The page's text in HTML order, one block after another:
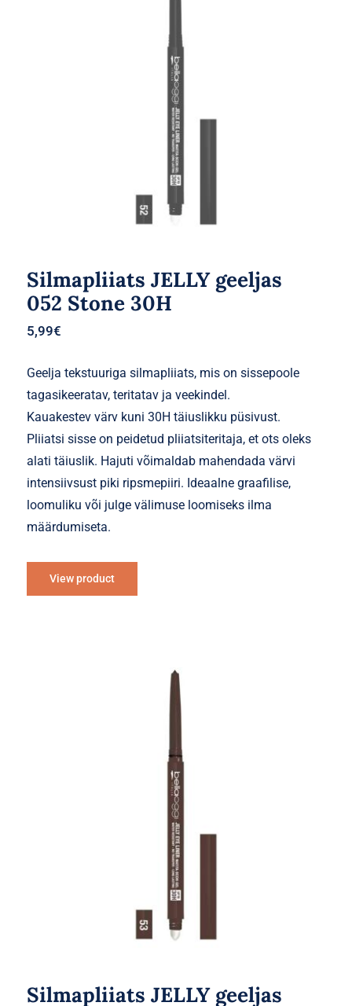
Silmapliiats JELLY geeljas
052 Stone 30H
5,99€
Geelja tekstuuriga silmapliiats, mis on sissepoole
tagasikeeratav, teritatav ja veekindel.
Kauakestev värv kuni 30H täiuslikku püsivust.
Pliiatsi sisse on peidetud pliiatsiteritaja, et ots oleks
alati täiuslik. Hajuti võimaldab mahendada värvi
intensiivsust piki ripsmepiiri. Ideaalne graafilise,
loomuliku või julge välimuse loomiseks ilma
määrdumiseta.
View product
Silmapliiats JELLY geeljas